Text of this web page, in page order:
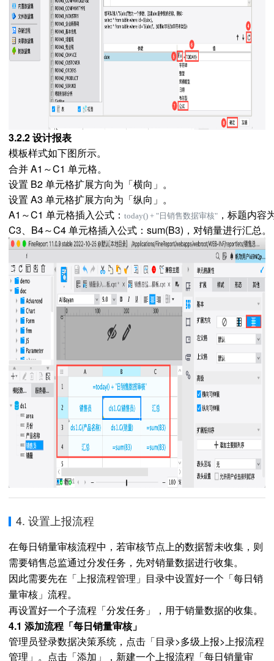
3.2.2 设计报表
模板样式如下图所示。
合并 A1～C1 单元格。
设置 B2 单元格扩展方向为「横向」。
设置 A3 单元格扩展方向为「纵向」。
A1～C1 单元格插入公式： today() + "日销售数据审核" ，标题内容
C3、B4～C4 单元格插入公式：sum(B3)，对销量进行汇总。
4. 设置上报流程
在每日销量审核流程中，若审核节点上的数据暂未收集，则
需要销售总监通过分发任务，先对销量数据进行收集。
因此需要先在「上报流程管理」目录中设置好一个「 每日销
量审核」流程。
再设置好一个子流程「分发任务」，用于销量数据的收集。
4.1 添加流程「每日销量审核」
管理员登录数据决策系统，点击「目录>多级上报>上报流程
管理」。点击「添加」，新建一个上报流程「每日销量审